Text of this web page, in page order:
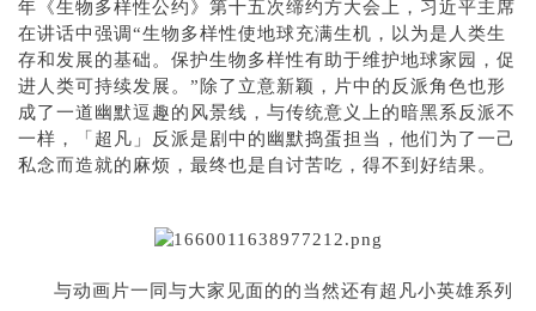
年《生物多样性公约》第十五次缔约方大会上，习近平主席
在讲话中强调“生物多样性使地球充满生机，以为是人类生
存和发展的基础。保护生物多样性有助于维护地球家园，促
进人类可持续发展。”除了立意新颖，片中的反派角色也形
成了一道幽默逗趣的风景线，与传统意义上的暗黑系反派不
一样，「超凡」反派是剧中的幽默捣蛋担当，他们为了一己
私念而造就的麻烦，最终也是自讨苦吃，得不到好结果。
与动画片一同与大家见面的的当然还有超凡小英雄系列